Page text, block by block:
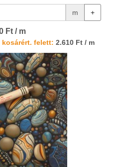
m +
Ft / m
kosárért. felett: 2.610 Ft / m